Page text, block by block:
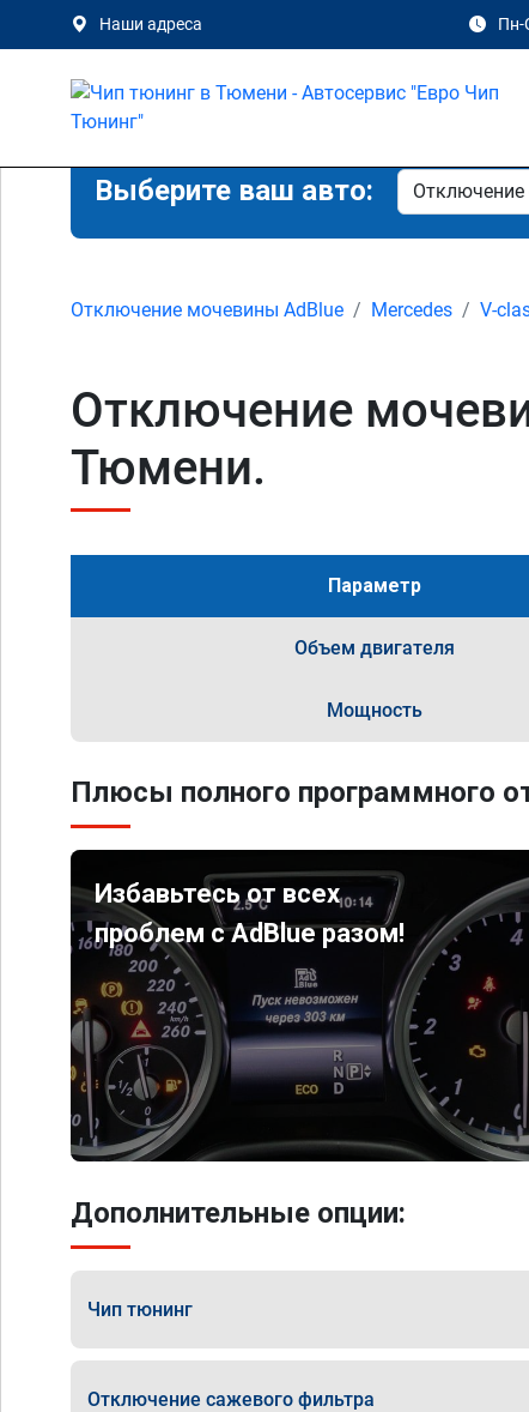
Наши адреса Пн-
Выберите ваш авто:
Отключение мочевины AdBlue Mercedes V-
Отключение
Тюмени.
Параметр
Объем двигателя
Мощность
Плюсы полного программного
Избавьтесь от всех
проблем с AdBlue разом!
Дополнительные опции:
Чип тюнинг
Отключение сажевого фильтра